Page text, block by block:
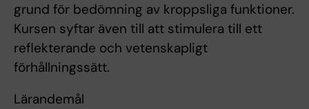
grund för bedömning av kroppsliga funktioner.
Kursen syftar även till att stimulera till ett
reflekterande och vetenskapligt
förhållningssätt.
Lärandemål